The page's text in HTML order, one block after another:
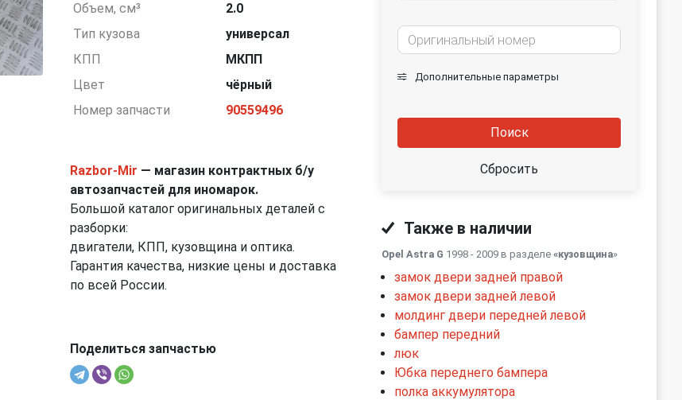
Объем, см³
2.0
Тип кузова
универсал
КПП
МКПП
Цвет
чёрный
Номер запчасти
90559496
Razbor-Mir — магазин контрактных б/у
автозапчастей для иномарок.
Большой каталог оригинальных деталей с
разборки:
двигатели, КПП, кузовщина и оптика.
Гарантия качества, низкие цены и доставка
по всей России.
Поделиться запчастью
Дополнительные параметры
Поиск
Сбросить
Также в наличии
Opel Astra G 1998 - 2009 в разделе «кузовщина»
замок двери задней правой
замок двери задней левой
молдинг двери передней левой
бампер передний
люк
Юбка переднего бампера
полка аккумулятора